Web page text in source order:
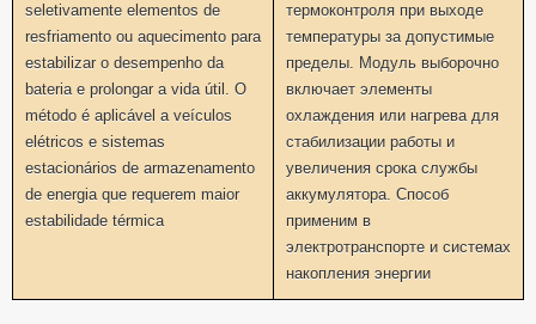
seletivamente elementos de
resfriamento ou aquecimento para
estabilizar o desempenho da
bateria e prolongar a vida útil. O
método é aplicável a veículos
elétricos e sistemas
estacionários de armazenamento
de energia que requerem maior
estabilidade térmica
термоконтроля при выходе
температуры за допустимые
пределы. Модуль выборочно
включает элементы
охлаждения или нагрева для
стабилизации работы и
увеличения срока службы
аккумулятора. Способ
применим в
электротранспорте и системах
накопления энергии